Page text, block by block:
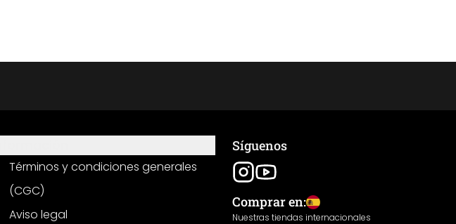
Términos y condiciones generales
(CGC)
Aviso legal
Síguenos
Comprar en:
Nuestras tiendas internacionales